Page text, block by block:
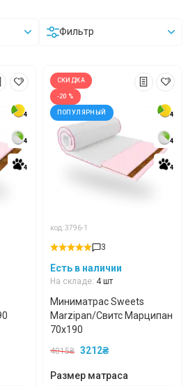
Фильтр
4
4
4
4
4
4
4
4
4
СКИДКА
-20 %
ПОПУЛЯРНЫЙ
код: 3796-1
3
Есть в наличии
На складе: 4 шт
4
4
4
Миниматрас Sweets
Marzipan/Свитс Марципан
70x190
4015₴ 3212₴
Размер матраса